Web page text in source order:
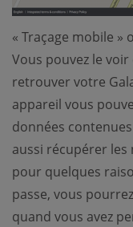
« Traçage mobile
Vous pouvez le
retrouver votre
appareil vous
données
aussi récupérer les
pour quelques
passe, vous
quand vous avez